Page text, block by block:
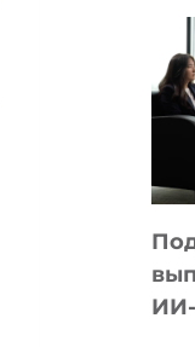
ИИ-